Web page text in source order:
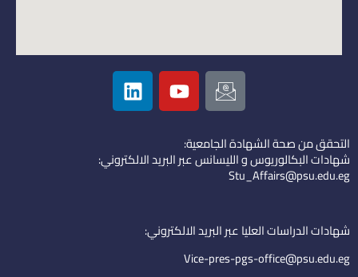
I
c
o
n
-
e
i
l
Y
o
u
u
b
L
i
n
e
d
التحقق من صحة الشهادة الجامعية:
شهادات البكالوريوس و الليسانس عبر البريد الالكتروني:
Stu_Affairs@psu.edu.eg
شهادات الدراسات العليا عبر البريد الالكتروني:
Vice-pres-pgs-office@psu.edu.eg